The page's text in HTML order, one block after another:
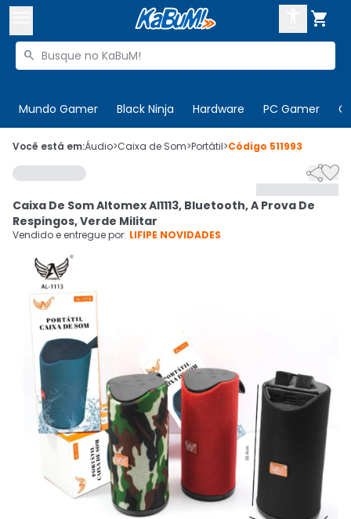

Buscar produtos

Mundo Gamer Black Ninja Hardware PC Gamer
 Olá. Acesse sua conta
 Departamentos
Cupons
Ativar tradutor em libras
CADASTRE-SE
Você está em:Áudio>Caixa de Som>Portátil>Código 511993

Caixa De Som Altomex Al1113, Bluetooth, A Prova De
Respingos, Verde Militar
Vendido e entregue por: LIFIPE NOVIDADES